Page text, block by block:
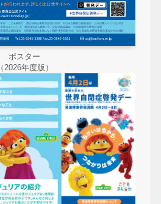
ポスター
（2026年度版）